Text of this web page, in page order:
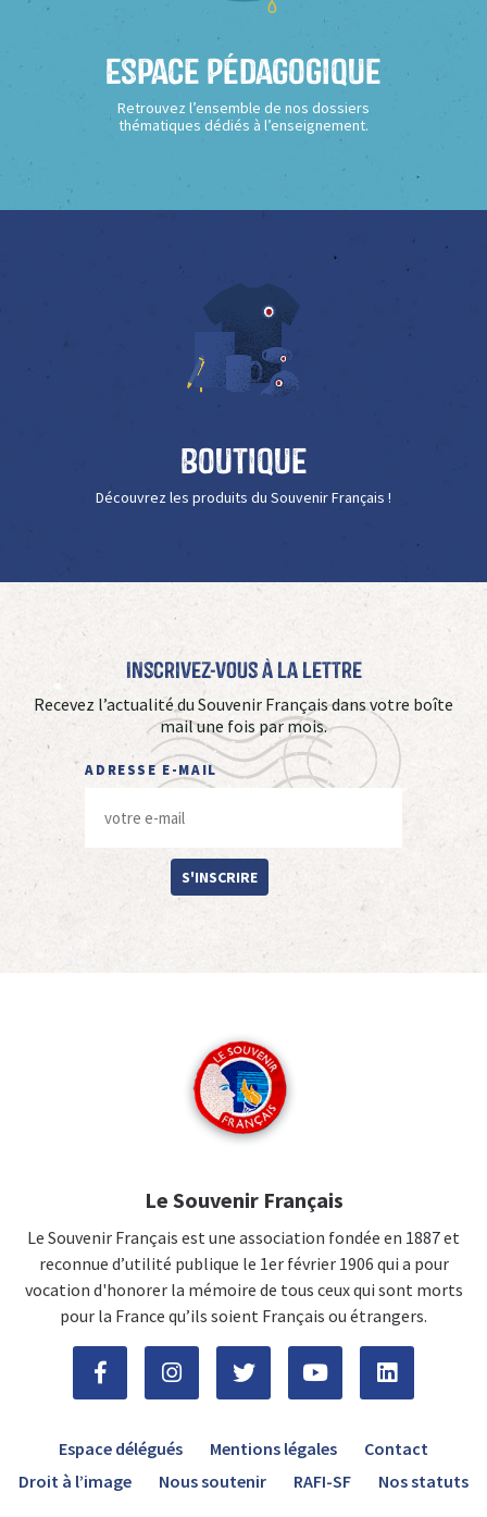
Espace Pédagogique
Retrouvez l’ensemble de nos dossiers
thématiques dédiés à l’enseignement.
Boutique
Découvrez les produits du Souvenir Français !
Inscrivez-vous à La Lettre
Recevez l’actualité du Souvenir Français dans votre boîte
mail une fois par mois.
ADRESSE E-MAIL
S'INSCRIRE
Le Souvenir Français
Le Souvenir Français est une association fondée en 1887 et
reconnue d’utilité publique le 1er février 1906 qui a pour
vocation d'honorer la mémoire de tous ceux qui sont morts
pour la France qu’ils soient Français ou étrangers.
Espace délégués Mentions légales
Contact
Droit à l’image
Nous soutenir RAFI-SF Nos statuts